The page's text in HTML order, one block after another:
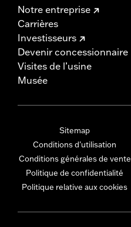
Notre entreprise
Carrières
Investisseurs
Devenir concessionnaire
Visites de l’usine
Musée
Sitemap
Conditions d'utilisation
Conditions générales de vente
Politique de confidentialité
Politique relative aux cookies